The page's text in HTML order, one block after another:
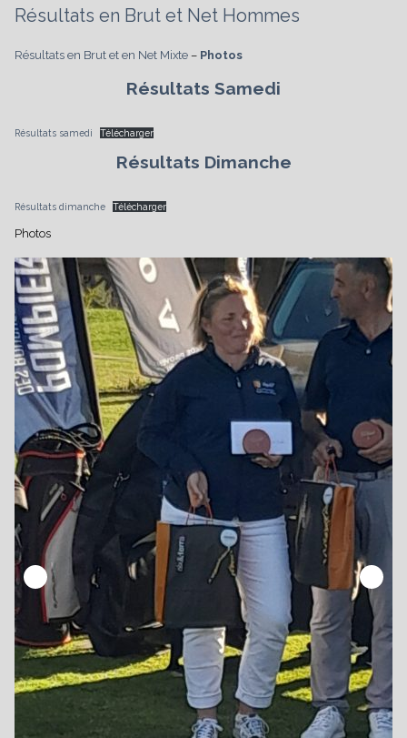
Résultats en Brut et Net Hommes
Résultats en Brut et en Net Mixte – Photos
Résultats Samedi
Résultats samedi Télécharger
Résultats Dimanche
Résultats dimanche Télécharger
Photos